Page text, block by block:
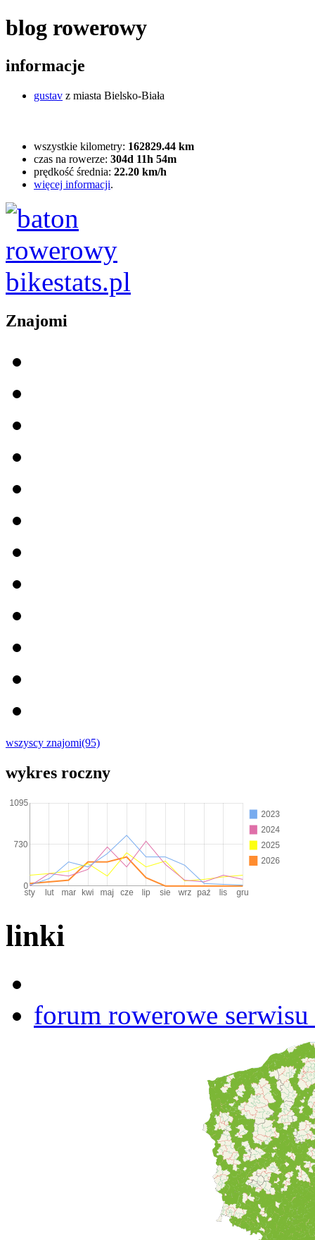
blog rowerowy
informacje
gustav z miasta Bielsko-Biała
wszystkie kilometry: 162829.44 km
czas na rowerze: 304d 11h 54m
prędkość średnia: 22.20 km/h
więcej informacji.
Znajomi
wszyscy znajomi(95)
wykres roczny
linki
forum rowerowe